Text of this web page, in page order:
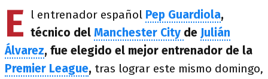
E l entrenador español Pep Guardiola,
técnico del Manchester City de Julián
Álvarez, fue elegido el mejor entrenador de la
Premier League, tras lograr este mismo domingo,